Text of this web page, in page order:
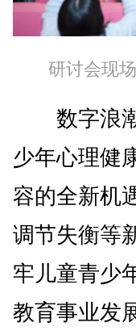
研讨会现
数字浪潮
少年心理健
容的全新机
调节失衡等
牢儿童青少
教育事业发